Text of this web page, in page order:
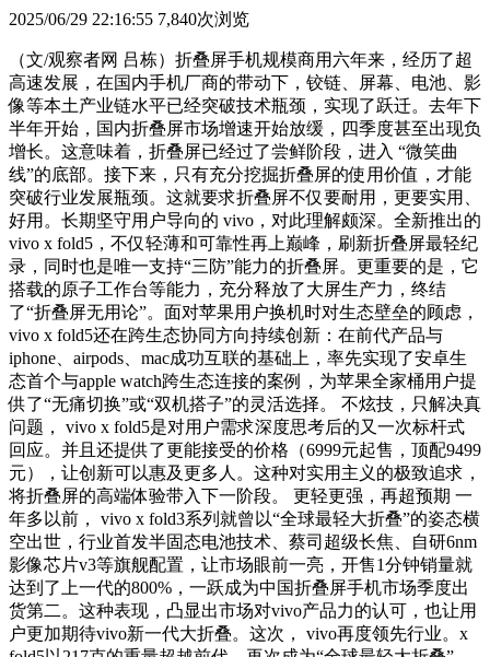
2025/06/29 22:16:55 7,840次浏览
（文/观察者网 吕栋）折叠屏手机规模商用六年来，经历了超
高速发展，在国内手机厂商的带动下，铰链、屏幕、电池、影
像等本土产业链水平已经突破技术瓶颈，实现了跃迁。去年下
半年开始，国内折叠屏市场增速开始放缓，四季度甚至出现负
增长。这意味着，折叠屏已经过了尝鲜阶段，进入 “微笑曲
线”的底部。接下来，只有充分挖掘折叠屏的使用价值，才能
突破行业发展瓶颈。这就要求折叠屏不仅要耐用，更要实用、
好用。长期坚守用户导向的 vivo，对此理解颇深。全新推出的
vivo x fold5，不仅轻薄和可靠性再上巅峰，刷新折叠屏最轻纪
录，同时也是唯一支持“三防”能力的折叠屏。更重要的是，它
搭载的原子工作台等能力，充分释放了大屏生产力，终结
了“折叠屏无用论”。面对苹果用户换机时对生态壁垒的顾虑，
vivo x fold5还在跨生态协同方向持续创新：在前代产品与
iphone、airpods、mac成功互联的基础上，率先实现了安卓生
态首个与apple watch跨生态连接的案例，为苹果全家桶用户提
供了“无痛切换”或“双机搭子”的灵活选择。 不炫技，只解决真
问题， vivo x fold5是对用户需求深度思考后的又一次标杆式
回应。并且还提供了更能接受的价格（6999元起售，顶配9499
元），让创新可以惠及更多人。这种对实用主义的极致追求，
将折叠屏的高端体验带入下一阶段。 更轻更强，再超预期 一
年多以前， vivo x fold3系列就曾以“全球最轻大折叠”的姿态横
空出世，行业首发半固态电池技术、蔡司超级长焦、自研6nm
影像芯片v3等旗舰配置，让市场眼前一亮，开售1分钟销量就
达到了上一代的800%，一跃成为中国折叠屏手机市场季度出
货第二。这种表现，凸显出市场对vivo产品力的认可，也让用
户更加期待vivo新一代大折叠。这次， vivo再度领先行业。x